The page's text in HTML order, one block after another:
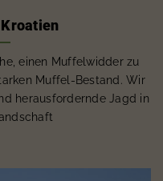
einen Muffelwidder zu
Muffel-Bestand. Wir
herausfordernde Jagd in